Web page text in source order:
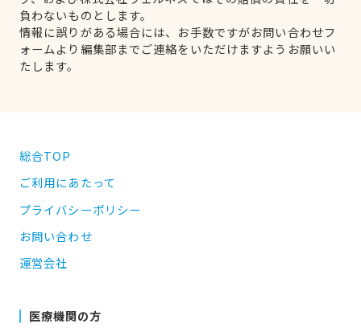
負わないものとします。
情報に誤りがある場合には、お手数ですがお問い合わせフ
ォームより編集部までご連絡をいただけますようお願いい
たします。
総合TOP
ご利用にあたって
プライバシーポリシー
お問い合わせ
運営会社
医療機関の方